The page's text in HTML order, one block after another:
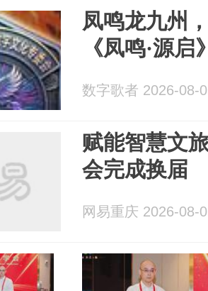
凤鸣龙九州
《凤鸣·源
数字歌者 2026-08-
赋能智慧文
会完成换届
网易重庆 2026-08-